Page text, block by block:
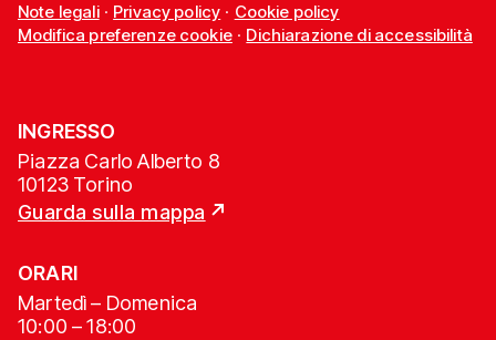
Note legali· Privacy policy · Cookie policy
Modifica preferenze cookie· Dichiarazione di accessibilità
INGRESSO
Piazza Carlo Alberto 8
10123 Torino
Guarda sulla mappa
ORARI
Martedì – Domenica
10:00 – 18:00